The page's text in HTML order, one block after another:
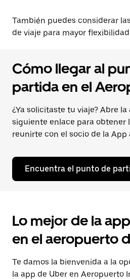
También puedes considerar
de viaje para mayor
Cómo llegar al
partida en el
¿Ya solicitaste tu viaje? Abre la
siguiente enlace para obtener
reunirte con el socio de la App
Encuentra el punto de
Lo mejor de la
en el aeropuerto
Te damos la bienvenida a la
la app de Uber en Aeropuerto